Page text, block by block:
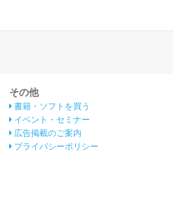
その他
書籍・ソフトを買う
イベント・セミナー
広告掲載のご案内
プライバシーポリシー